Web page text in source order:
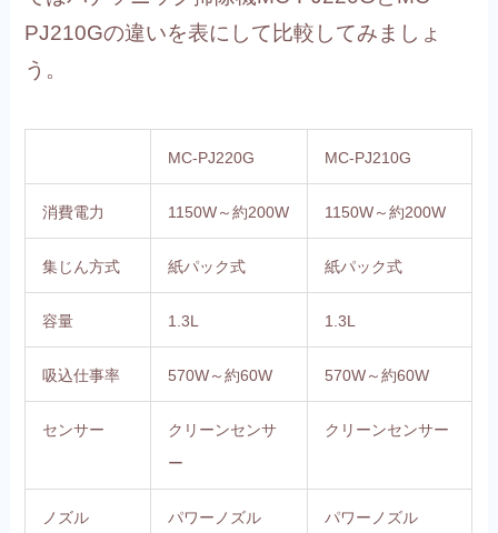
PJ210Gの違いを表にして比較してみましょ
う。
MC-PJ220G MC-PJ210G
消費電力 1150W～約200W 1150W～約200W
集じん方式 紙パック式 紙パック式
容量 1.3L 1.3L
吸込仕事率 570W～約60W 570W～約60W
センサー
クリーンセンサ
ー
クリーンセンサー
ノズル
パワーノズル
パワーノズル